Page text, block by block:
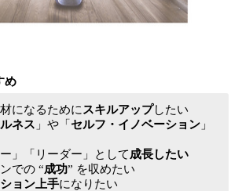
め
になるために スキルアップしたい
ネス 」や「 セルフ・イノベーション 」
ー」「リーダー」として成長したい
での “成功” を収めたい
ョン上手になりたい